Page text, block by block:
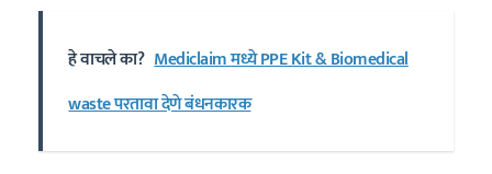
हे वाचले का? Mediclaim मध्ये PPE Kit & Biomedical
waste परतावा देणे बंधनकारक